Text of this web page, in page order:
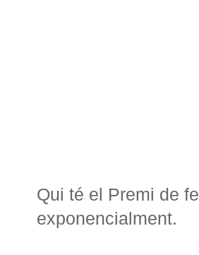
Qui té el Premi de
exponencialment.